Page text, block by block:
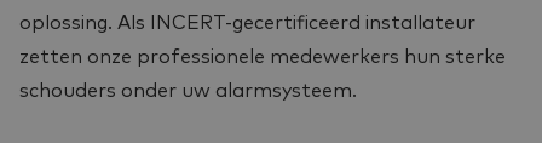
oplossing. Als INCERT-gecertificeerd installateur
zetten onze professionele medewerkers hun sterke
schouders onder uw alarmsysteem.